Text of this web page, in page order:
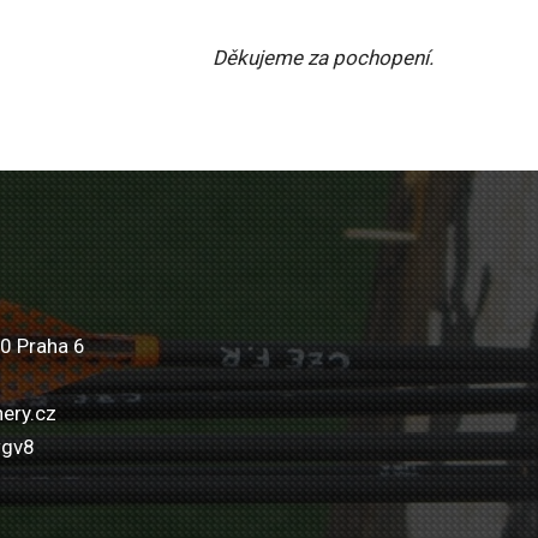
Děkujeme za pochopení.
Praha 6